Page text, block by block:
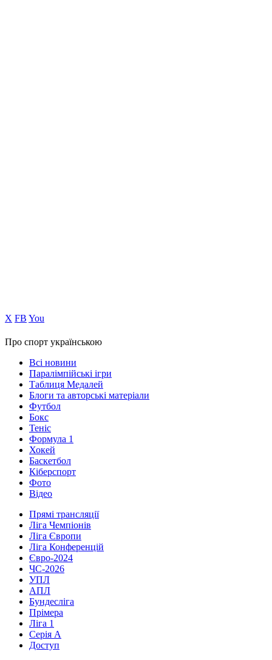
Х FB You
Про спорт українською
Всі новини
Паралімпійські ігри
Таблиця Медалей
Блоги та авторські матеріали
Футбол
Бокс
Теніс
Формула 1
Хокей
Баскетбол
Кіберспорт
Фото
Відео
Прямі трансляції
Ліга Чемпіонів
Ліга Європи
Ліга Конференцій
Євро-2024
ЧС-2026
УПЛ
АПЛ
Бундесліга
Прімера
Ліга 1
Серія А
Доступ